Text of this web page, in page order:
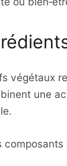
végétaux
une